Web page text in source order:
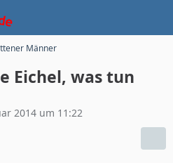
Männer
Eichel, was tun
2014 um 11:22